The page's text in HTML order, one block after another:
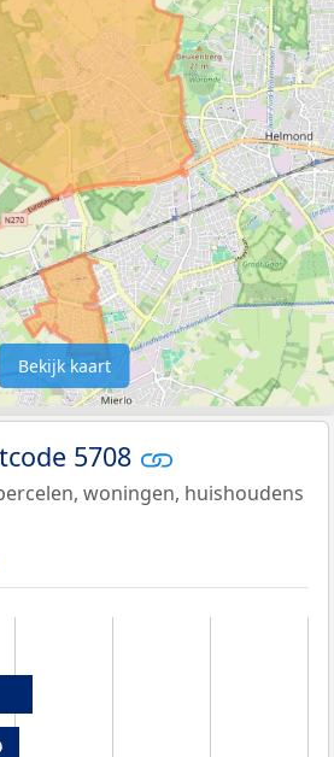
Bekijk kaart
5708
woningen, huishoudens